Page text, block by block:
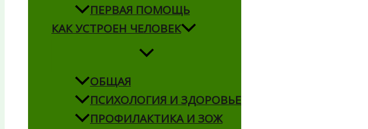
ПЕРВАЯ ПОМОЩЬ
КАК УСТРОЕН ЧЕЛОВЕК
ОБЩАЯ
ПСИХОЛОГИЯ И ЗДОРОВЬЕ
ПРОФИЛАКТИКА И ЗОЖ